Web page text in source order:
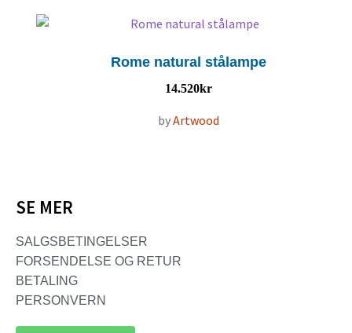
Rome natural stålampe
14.520kr
byArtwood
SE MER
SALGSBETINGELSER
FORSENDELSE OG RETUR
BETALING
PERSONVERN